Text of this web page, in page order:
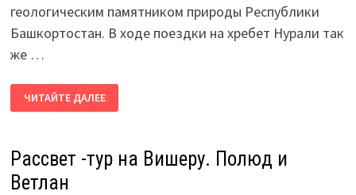
геологическим памятником природы Республики
Башкортостан. В ходе поездки на хребет Нурали так
же …
ХРЕБЕТ
НУРАЛИ.
ОЗЕРО
ЧИТАЙТЕ ДАЛЕЕ
Рассвет -тур на Вишеру. Полюд и
Ветлан